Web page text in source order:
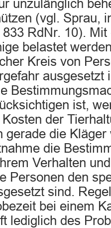
unzulänglich
(vgl. Sprau,
RdNr. 10).
belastet
Kreis von
ausgesetzt
ist,
Kosten der
gerade die
die
Verhalten
Personen den
sind.
bei einem
lediglich des